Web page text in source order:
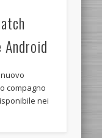
Android
compagno
nei